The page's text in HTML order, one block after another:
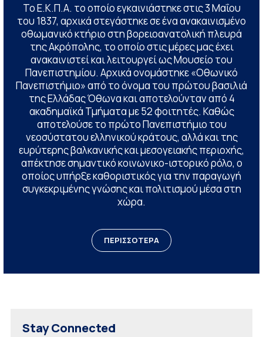
Το Ε.Κ.Π.Α. το οποίο εγκαινιάστηκε στις 3 Μαΐου
του 1837, αρχικά στεγάστηκε σε ένα ανακαινισμένο
οθωμανικό κτήριο στη βορειοανατολική πλευρά
της Ακρόπολης, το οποίο στις μέρες μας έχει
ανακαινιστεί και λειτουργεί ως Μουσείο του
Πανεπιστημίου. Αρχικά ονομάστηκε «Οθωνικό
Πανεπιστήμιο» από το όνομα του πρώτου βασιλιά
της Ελλάδας Όθωνα και αποτελούνταν από 4
ακαδημαϊκά Τμήματα με 52 φοιτητές. Καθώς
αποτελούσε το πρώτο Πανεπιστήμιο του
νεοσύστατου ελληνικού κράτους, αλλά και της
ευρύτερης βαλκανικής και μεσογειακής περιοχής,
απέκτησε σημαντικό κοινωνικο-ιστορικό ρόλο, ο
οποίος υπήρξε καθοριστικός για την παραγωγή
συγκεκριμένης γνώσης και πολιτισμού μέσα στη
χώρα.
ΠΕΡΙΣΣΟΤΕΡΑ
Stay Connected